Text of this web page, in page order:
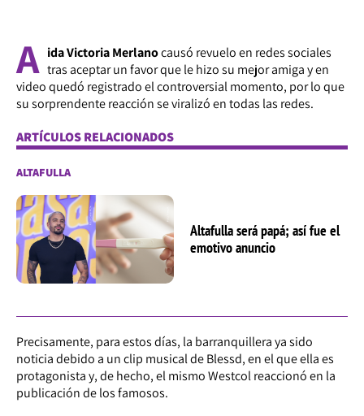
A ida Victoria Merlanocausó revuelo en redes sociales
tras aceptar un favor que le hizo su mejor amiga y en
video quedó registrado el controversial momento, por lo que
su sorprendente reacción se viralizó en todas las redes.
ARTÍCULOS RELACIONADOS
ALTAFULLA
Altafulla será papá; así fue el
emotivo anuncio
Precisamente, para estos días, la barranquillera ya sido
noticia debido a un clip musical de Blessd, en el que ella es
protagonista y, de hecho, el mismo Westcol reaccionó en la
publicación de los famosos.